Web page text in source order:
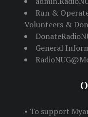
Run &
Volunteers &
General
• To support